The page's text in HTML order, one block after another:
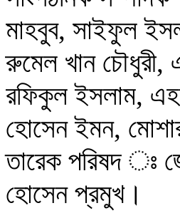
মাহবুব, সাইফুল
রুমেল খান চৌধুরী,
রফিকুল ইসলাম,
হোসেন ইমন,
তারেক পরিষদ ঃ
হোসেন প্রমুখ।